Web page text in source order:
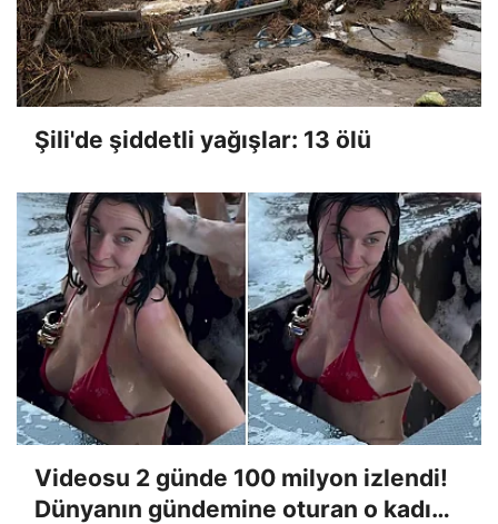
Şili'de şiddetli yağışlar: 13 ölü
Videosu 2 günde 100 milyon izlendi!
Dünyanın gündemine oturan o kadın